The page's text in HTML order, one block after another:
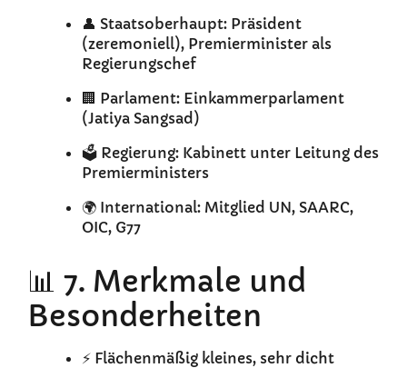
👤 Staatsoberhaupt: Präsident
(zeremoniell), Premierminister als
Regierungschef
🏢 Parlament: Einkammerparlament
(Jatiya Sangsad)
🗳️ Regierung: Kabinett unter Leitung des
Premierministers
🌍 International: Mitglied UN, SAARC,
OIC, G77
📊 7. Merkmale und
Besonderheiten
⚡ Flächenmäßig kleines, sehr dicht